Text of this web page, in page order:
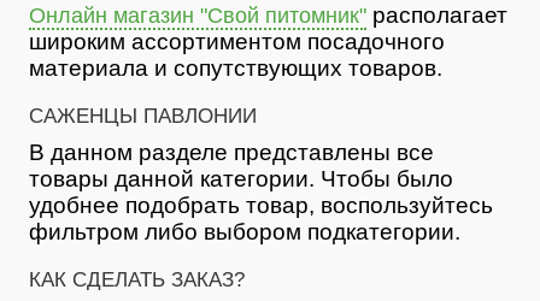
Онлайн магазин "Свой питомник" располагает
широким ассортиментом посадочного
материала и сопутствующих товаров.
САЖЕНЦЫ ПАВЛОНИИ
В данном разделе представлены все
товары данной категории. Чтобы было
удобнее подобрать товар, воспользуйтесь
фильтром либо выбором подкатегории.
КАК СДЕЛАТЬ ЗАКАЗ?